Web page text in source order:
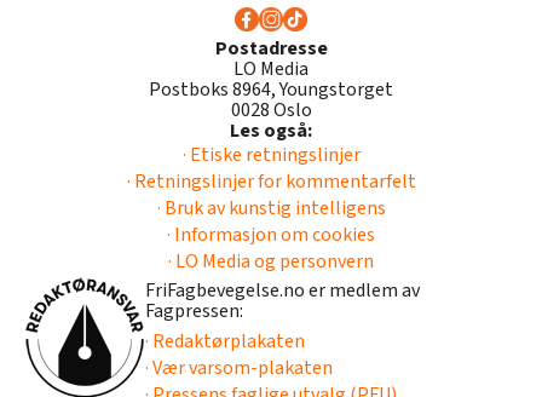
Postadresse
LO Media
Postboks 8964, Youngstorget
0028 Oslo
Les også:
· Etiske retningslinjer
· Retningslinjer for kommentarfelt
· Bruk av kunstig intelligens
· Informasjon om cookies
· LO Media og personvern
FriFagbevegelse.no er medlem av
Fagpressen:
· Redaktørplakaten
· Vær varsom-plakaten